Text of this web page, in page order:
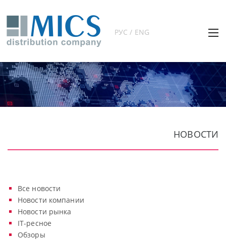
РУС / ENG
НОВОСТИ
Все новости
Новости компании
Новости рынка
IT-ресное
Обзоры